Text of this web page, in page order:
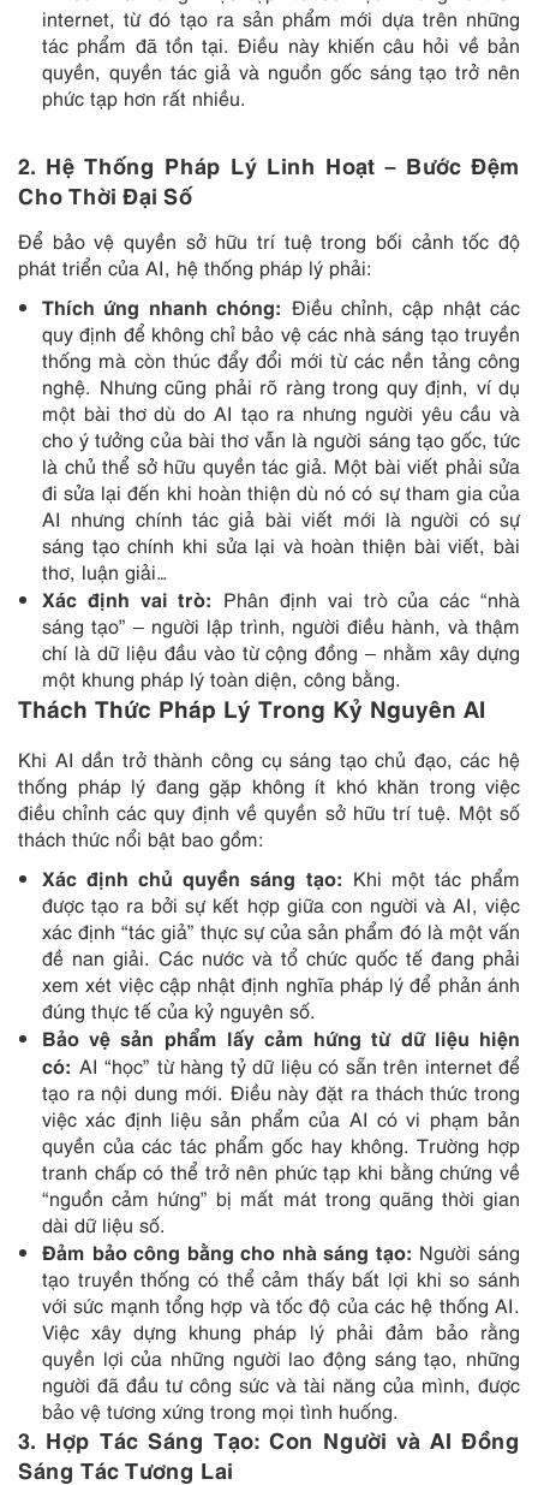
internet, từ đó tạo ra sản phẩm mới dựa trên những
tác phẩm đã tồn tại. Điều này khiến câu hỏi về bản
quyền, quyền tác giả và nguồn gốc sáng tạo trở nên
phức tạp hơn rất nhiều.
2. Hệ Thống Pháp Lý Linh Hoạt – Bước Đệm
Cho Thời Đại Số
Để bảo vệ quyền sở hữu trí tuệ trong bối cảnh tốc độ
phát triển của AI, hệ thống pháp lý phải:
Thích ứng nhanh chóng: Điều chỉnh, cập nhật các
quy định để không chỉ bảo vệ các nhà sáng tạo truyền
thống mà còn thúc đẩy đổi mới từ các nền tảng công
nghệ. Nhưng cũng phải rõ ràng trong quy định, ví dụ
một bài thơ dù do AI tạo ra nhưng người yêu cầu và
cho ý tưởng của bài thơ vẫn là người sáng tạo gốc, tức
là chủ thể sở hữu quyền tác giả. Một bài viết phải sửa
đi sửa lại đến khi hoàn thiện dù nó có sự tham gia của
AI nhưng chính tác giả bài viết mới là người có sự
sáng tạo chính khi sửa lại và hoàn thiện bài viết, bài
thơ, luận giải…
Xác định vai trò: Phân định vai trò của các “nhà
sáng tạo” – người lập trình, người điều hành, và thậm
chí là dữ liệu đầu vào từ cộng đồng – nhằm xây dựng
một khung pháp lý toàn diện, công bằng.
Thách Thức Pháp Lý Trong Kỷ Nguyên AI
Khi AI dần trở thành công cụ sáng tạo chủ đạo, các hệ
thống pháp lý đang gặp không ít khó khăn trong việc
điều chỉnh các quy định về quyền sở hữu trí tuệ. Một số
thách thức nổi bật bao gồm:
Xác định chủ quyền sáng tạo: Khi một tác phẩm
được tạo ra bởi sự kết hợp giữa con người và AI, việc
xác định “tác giả” thực sự của sản phẩm đó là một vấn
đề nan giải. Các nước và tổ chức quốc tế đang phải
xem xét việc cập nhật định nghĩa pháp lý để phản ánh
đúng thực tế của kỷ nguyên số.
Bảo vệ sản phẩm lấy cảm hứng từ dữ liệu hiện
có: AI “học” từ hàng tỷ dữ liệu có sẵn trên internet để
tạo ra nội dung mới. Điều này đặt ra thách thức trong
việc xác định liệu sản phẩm của AI có vi phạm bản
quyền của các tác phẩm gốc hay không. Trường hợp
tranh chấp có thể trở nên phức tạp khi bằng chứng về
“nguồn cảm hứng” bị mất mát trong quãng thời gian
dài dữ liệu số.
Đảm bảo công bằng cho nhà sáng tạo: Người sáng
tạo truyền thống có thể cảm thấy bất lợi khi so sánh
với sức mạnh tổng hợp và tốc độ của các hệ thống AI.
Việc xây dựng khung pháp lý phải đảm bảo rằng
quyền lợi của những người lao động sáng tạo, những
người đã đầu tư công sức và tài năng của mình, được
bảo vệ tương xứng trong mọi tình huống.
3. Hợp Tác Sáng Tạo: Con Người và AI Đồng
Sáng Tác Tương Lai